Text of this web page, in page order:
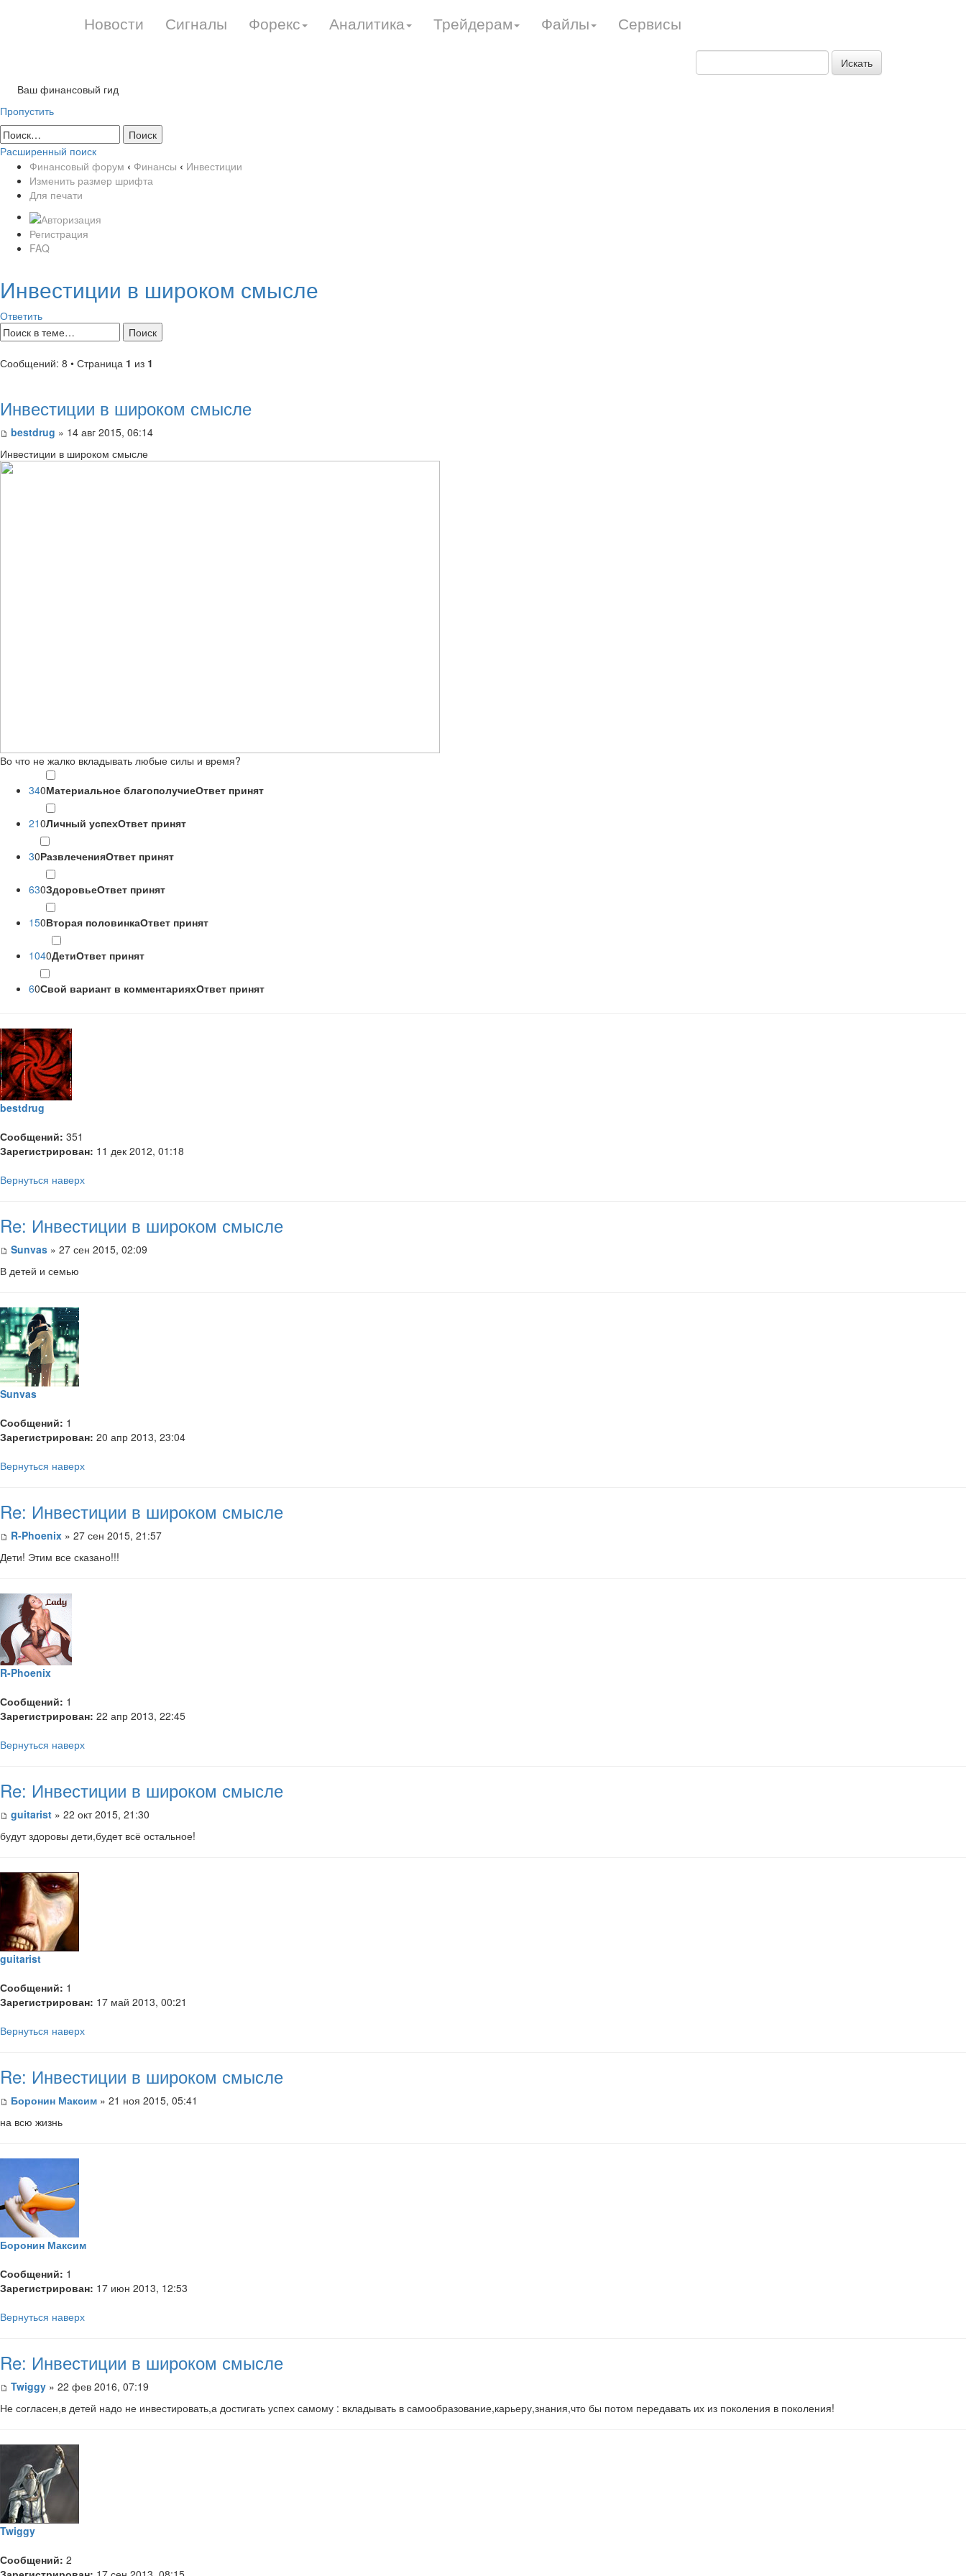
Новости Сигналы Форекс Аналитика Трейдерам Файлы Сервисы
Искать
Ваш финансовый гид
Пропустить
Расширенный поиск
Финансовый форум ‹ Финансы ‹ Инвестиции
Изменить размер шрифта
Для печати
Регистрация
FAQ
Инвестиции в широком смысле
Ответить
Сообщений: 8 • Страница 1 из 1
Инвестиции в широком смысле
bestdrug » 14 авг 2015, 06:14
Инвестиции в широком смысле
Во что не жалко вкладывать любые силы и время?
340Материальное благополучиеОтвет принят
210Личный успехОтвет принят
30РазвлеченияОтвет принят
630ЗдоровьеОтвет принят
150Вторая половинкаОтвет принят
1040ДетиОтвет принят
60Свой вариант в комментарияхОтвет принят
bestdrug
Сообщений: 351
Зарегистрирован: 11 дек 2012, 01:18
Вернуться наверх
Re: Инвестиции в широком смысле
Sunvas » 27 сен 2015, 02:09
В детей и семью
Sunvas
Сообщений: 1
Зарегистрирован: 20 апр 2013, 23:04
Вернуться наверх
Re: Инвестиции в широком смысле
R-Phoenix » 27 сен 2015, 21:57
Дети! Этим все сказано!!!
R-Phoenix
Сообщений: 1
Зарегистрирован: 22 апр 2013, 22:45
Вернуться наверх
Re: Инвестиции в широком смысле
guitarist » 22 окт 2015, 21:30
будут здоровы дети,будет всё остальное!
guitarist
Сообщений: 1
Зарегистрирован: 17 май 2013, 00:21
Вернуться наверх
Re: Инвестиции в широком смысле
Боронин Максим » 21 ноя 2015, 05:41
на всю жизнь
Боронин Максим
Сообщений: 1
Зарегистрирован: 17 июн 2013, 12:53
Вернуться наверх
Re: Инвестиции в широком смысле
Twiggy » 22 фев 2016, 07:19
Не согласен,в детей надо не инвестировать,а достигать успех самому : вкладывать в самообразование,карьеру,знания,что бы потом передавать их из поколения в поколения!
Twiggy
Сообщений: 2